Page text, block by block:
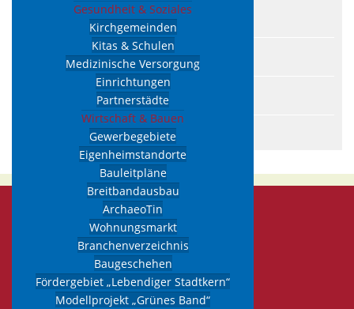
Gesundheit & Soziales
Kirchgemeinden
Kitas & Schulen
Medizinische Versorgung
Einrichtungen
Partnerstädte
Wirtschaft & Bauen
Gewerbegebiete
Eigenheimstandorte
Bauleitpläne
Breitbandausbau
ArchaeoTin
Wohnungsmarkt
Branchenverzeichnis
Baugeschehen
Fördergebiet „Lebendiger Stadtkern“
Modellprojekt „Grünes Band“
Formulare zum Download
Amt24
Beteiligungen
Bürgerpolizist Ehrenfriedersdorf
zu uns
Stadtverwaltung
Markt 1
09427 Ehrenfriedersdorf